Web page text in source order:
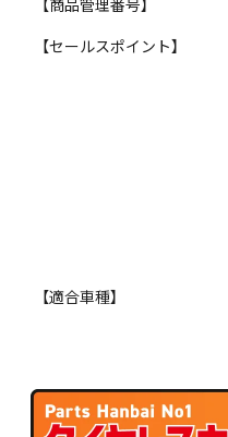
【セールスポイント】
【適合車種】